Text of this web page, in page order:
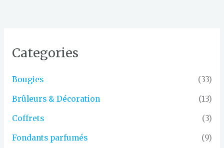
Categories
Bougies (33)
Brûleurs & Décoration (13)
Coffrets (3)
Fondants parfumés (9)